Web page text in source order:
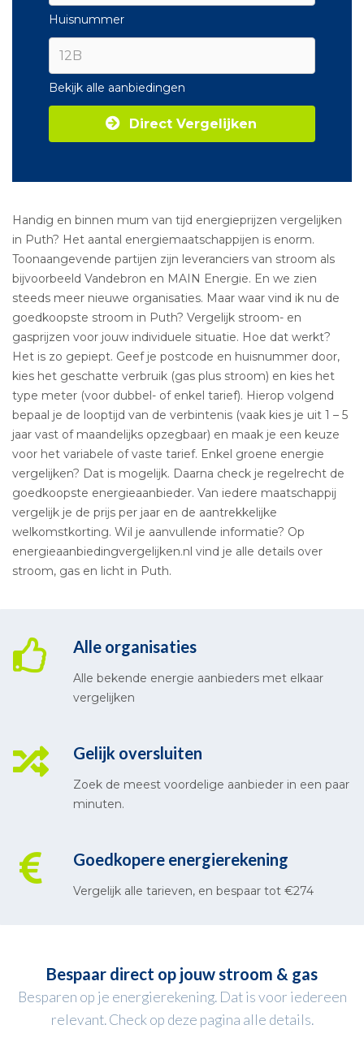
Huisnummer
Bekijk alle aanbiedingen
Direct Vergelijken
Handig en binnen mum van tijd energieprijzen vergelijken
in Puth? Het aantal energiemaatschappijen is enorm.
Toonaangevende partijen zijn leveranciers van stroom als
bijvoorbeeld Vandebron en MAIN Energie. En we zien
steeds meer nieuwe organisaties. Maar waar vind ik nu de
goedkoopste stroom in Puth? Vergelijk stroom- en
gasprijzen voor jouw individuele situatie. Hoe dat werkt?
Het is zo gepiept. Geef je postcode en huisnummer door,
kies het geschatte verbruik (gas plus stroom) en kies het
type meter (voor dubbel- of enkel tarief). Hierop volgend
bepaal je de looptijd van de verbintenis (vaak kies je uit 1 – 5
jaar vast of maandelijks opzegbaar) en maak je een keuze
voor het variabele of vaste tarief. Enkel groene energie
vergelijken? Dat is mogelijk. Daarna check je regelrecht de
goedkoopste energieaanbieder. Van iedere maatschappij
vergelijk je de prijs per jaar en de aantrekkelijke
welkomstkorting. Wil je aanvullende informatie? Op
energieaanbiedingvergelijken.nl vind je alle details over
stroom, gas en licht in Puth.
Alle organisaties
Alle bekende energie aanbieders met elkaar
vergelijken
Gelijk oversluiten
Zoek de meest voordelige aanbieder in een paar
minuten.
Goedkopere energierekening
Vergelijk alle tarieven, en bespaar tot €274
Bespaar direct op jouw stroom & gas
Besparen op je energierekening. Dat is voor iedereen
relevant. Check op deze pagina alle details.